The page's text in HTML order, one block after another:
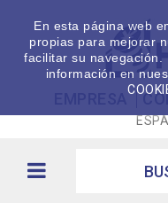
En esta página web
propias para mejorar
facilitar su navegación.
información en